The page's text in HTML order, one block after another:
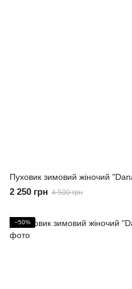
Пуховик зимовий жіночий
2 250 грн 4 500 грн
−50%